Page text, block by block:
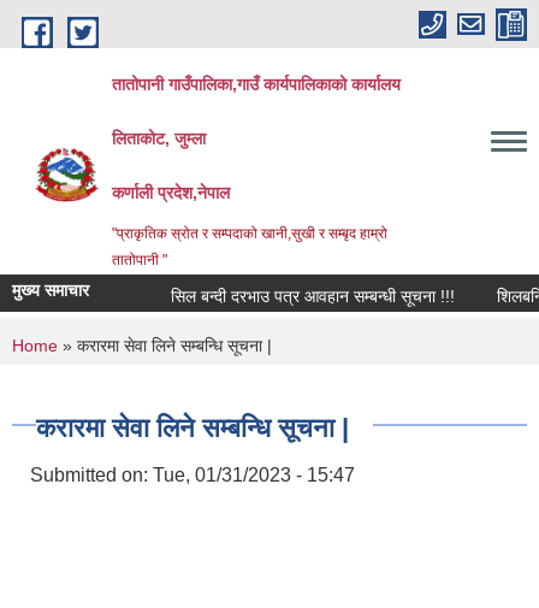
Skip to main content
तातोपानी गाउँपालिका,गाउँ कार्यपालिकाको कार्यालय
लिताकोट, जुम्ला
कर्णाली प्रदेश,नेपाल
"प्राकृतिक स्रोत र सम्पदाको खानी,सुखी र सम्बृद हाम्रो
तातोपानी "
मुख्य समाचार सिल बन्दी दरभाउ पत्र आवहान सम्बन्धी सूचना !!! शिलबन्धि
You are here
Home » करारमा सेवा लिने सम्बन्धि सूचना |
करारमा सेवा लिने सम्बन्धि सूचना |
Submitted on: Tue, 01/31/2023 - 15:47